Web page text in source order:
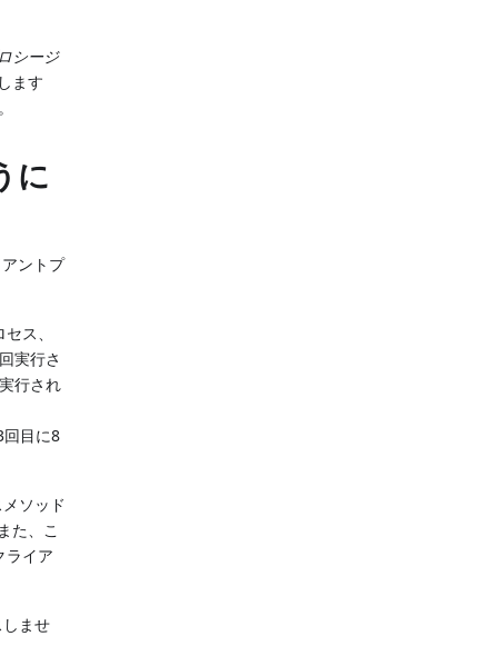
シージ
ます
に
ントプ
ス、
実行さ
行され
回目に8
ソッド
た、こ
ライア
ませ